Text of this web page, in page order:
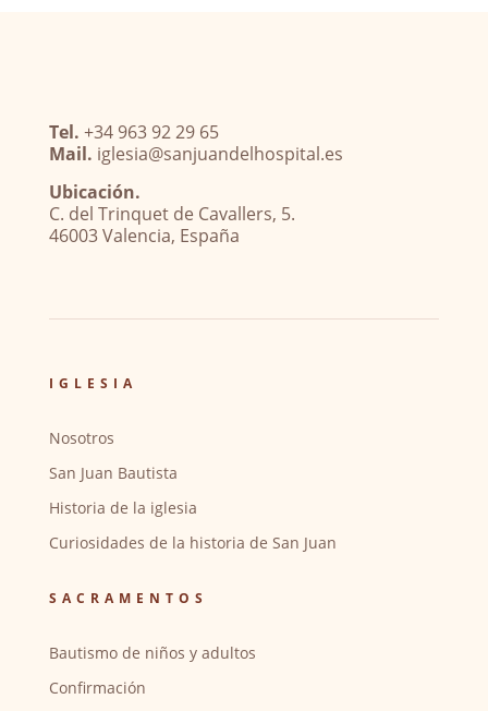
Tel. +34 963 92 29 65
Mail. iglesia@sanjuandelhospital.es
Ubicación.
C. del Trinquet de Cavallers, 5.
46003 Valencia, España
IGLESIA
Nosotros
San Juan Bautista
Historia de la iglesia
Curiosidades de la historia de San Juan
SACRAMENTOS
Bautismo de niños y adultos
Confirmación